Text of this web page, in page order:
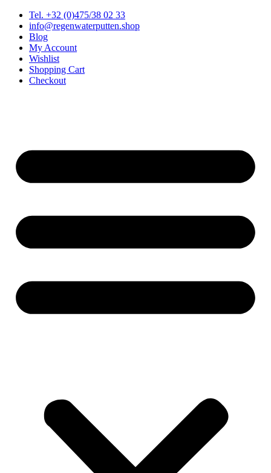
Spring
naar
inhoud
Tel. +32 (0)475/38 02 33
info@regenwaterputten.shop
Blog
My Account
Wishlist
Shopping Cart
Checkout